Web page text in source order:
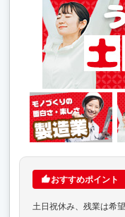
おすすめポイント
土日祝休み、残業は希